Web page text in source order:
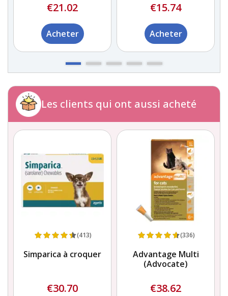
€21.02
Acheter
€15.74
Acheter
Les clients qui ont aussi acheté
(413)
Simparica à croquer
€30.70
(336)
Advantage Multi
(Advocate)
€38.62